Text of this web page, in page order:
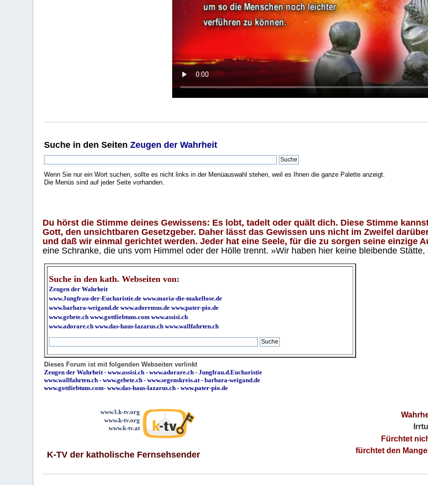
Suche in den SeitenZeugen der Wahrheit
Wenn Sie nur ein Wort suchen, sollte es nicht links in der Menüauswahl stehen, weil es Ihnen die ganze Palette anzeigt.
Die Menüs sind auf jeder Seite vorhanden.
Du hörst die Stimme deines Gewissens: Es lobt, tadelt oder quält dich. Diese Stimme
Gott, den unsichtbaren Gesetzgeber. Daher lässt das Gewissen uns nicht im Zweifel
und daß wir einmal gerichtet werden. Jeder hat eine Seele, für die zu sorgen seine einzige
eine Schranke, die uns vom Himmel oder der Hölle trennt. »Wir haben hier keine bleibende
Suche in den kath. Webseiten von:
Zeugen der Wahrheit
www.Jungfrau-der-Eucharistie.de www.maria-die-makellose.de
www.barbara-weigand.de www.adoremus.de www.pater-pio.de
www.gebete.ch www.gottliebtuns.com www.assisi.ch
www.adorare.ch www.das-haus-lazarus.ch www.wallfahrten.ch
Dieses Forum ist mit folgenden Webseiten verlinkt
Zeugen der Wahrheit -www.assisi.ch -www.adorare.ch -Jungfrau.d.Eucharistie
www.wallfahrten.ch -www.gebete.ch -www.segenskreis.at -barbara-weigand.de
www.gottliebtuns.com-www.das-haus-lazarus.ch - www.pater-pio.de
www3.k-tv.org
www.k-tv.org
www.k-tv.at
K-TV der katholische Fernsehsender
Fürchtet
fürchtet den